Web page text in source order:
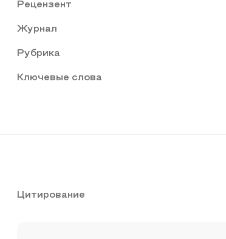
Рецензент
Журнал
Рубрика
Ключевые слова
Цитирование